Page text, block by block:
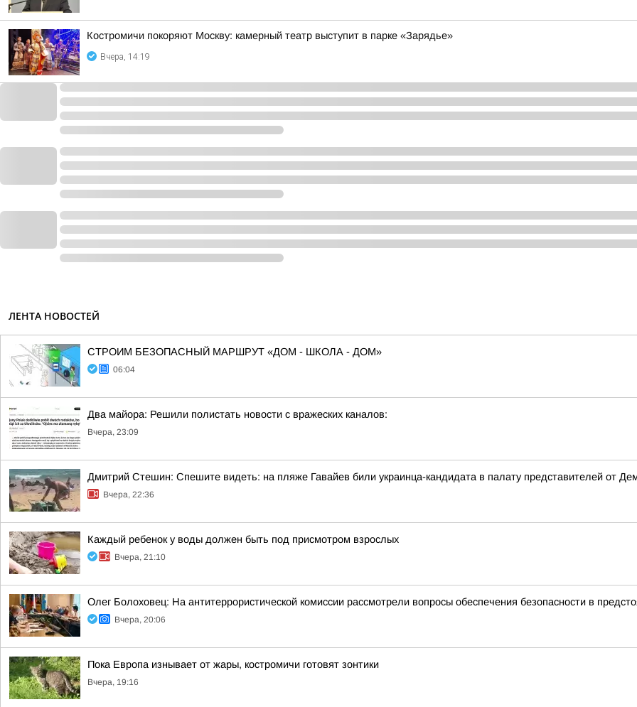
Костромичи покоряют Москву: камерный театр выступит в парке «Зарядье»
Вчера, 14:19
ЛЕНТА НОВОСТЕЙ
СТРОИМ БЕЗОПАСНЫЙ МАРШРУТ «ДОМ - ШКОЛА - ДОМ»
06:04
Два майора: Решили полистать новости с вражеских каналов:
Вчера, 23:09
Дмитрий Стешин: Спешите видеть: на пляже Гавайев били украинца-кандидата в палату представителей от
Вчера, 22:36
Каждый ребенок у воды должен быть под присмотром взрослых
Вчера, 21:10
Олег Болоховец: На антитеррористической комиссии рассмотрели вопросы обеспечения безопасности в
Вчера, 20:06
Пока Европа изнывает от жары, костромичи готовят зонтики
Вчера, 19:16